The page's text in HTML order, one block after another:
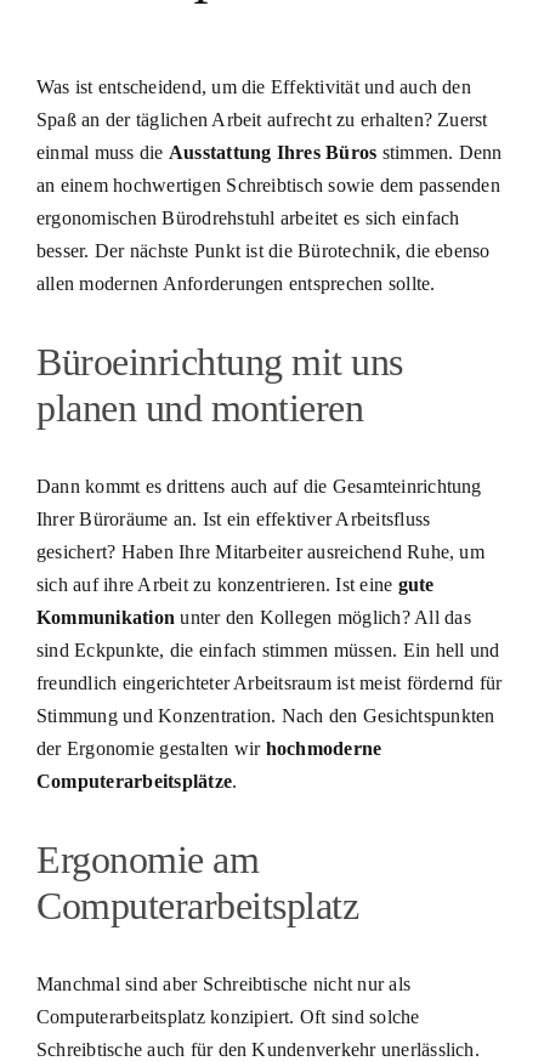
Was ist entscheidend, um die Effektivität und auch den
Spaß an der täglichen Arbeit aufrecht zu erhalten? Zuerst
einmal muss die Ausstattung Ihres Büros stimmen. Denn
an einem hochwertigen Schreibtisch sowie dem passenden
ergonomischen Bürodrehstuhl arbeitet es sich einfach
besser. Der nächste Punkt ist die Bürotechnik, die ebenso
allen modernen Anforderungen entsprechen sollte.
Büroeinrichtung mit uns
planen und montieren
Dann kommt es drittens auch auf die Gesamteinrichtung
Ihrer Büroräume an. Ist ein effektiver Arbeitsfluss
gesichert? Haben Ihre Mitarbeiter ausreichend Ruhe, um
sich auf ihre Arbeit zu konzentrieren. Ist eine gute
Kommunikation unter den Kollegen möglich? All das
sind Eckpunkte, die einfach stimmen müssen. Ein hell und
freundlich eingerichteter Arbeitsraum ist meist fördernd für
Stimmung und Konzentration. Nach den Gesichtspunkten
der Ergonomie gestalten wir hochmoderne
Computerarbeitsplätze.
Ergonomie am
Computerarbeitsplatz
Manchmal sind aber Schreibtische nicht nur als
Computerarbeitsplatz konzipiert. Oft sind solche
Schreibtische auch für den Kundenverkehr unerlässlich.